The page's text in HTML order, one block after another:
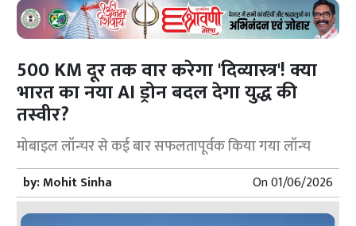
500 KM दूर तक वार करेगा 'दिव्यास्त्र'! क्या
भारत का नया AI ड्रोन बदल देगा युद्ध की
तस्वीर?
मोबाइल लॉन्चर से कई बार सफलतापूर्वक किया गया लॉन्च
by:Mohit Sinha On01/06/2026